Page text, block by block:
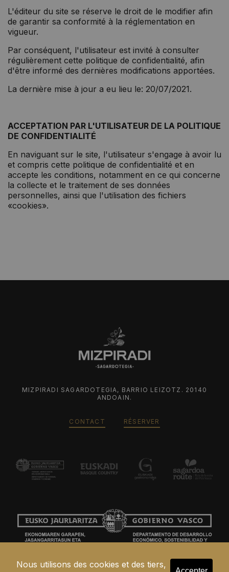
L'éditeur du site se réserve le droit de le modifier afin
de garantir sa conformité à la réglementation en
vigueur.
Par conséquent, l'utilisateur est invité à consulter
régulièrement cette politique de confidentialité, afin
d'être informé des dernières modifications apportées.
La dernière mise à jour a eu lieu le: 20/07/2021.
ACCEPTATION PAR L'UTILISATEUR DE LA POLITIQUE
DE CONFIDENTIALITÉ
En naviguant sur le site, l'utilisateur s'engage à avoir lu
et compris cette politique de confidentialité et en
accepte les conditions, notamment en ce qui concerne
la collecte et le traitement de ses données
personnelles, ainsi que l'utilisation des fichiers
«cookies».
MIZPIRADI SAGARDOTEGIA, BARRIO LEIZOTZ. 20140
ANDOAIN.
CONTACT RÉSERVER
Nous utilisons des cookies et des tiers,